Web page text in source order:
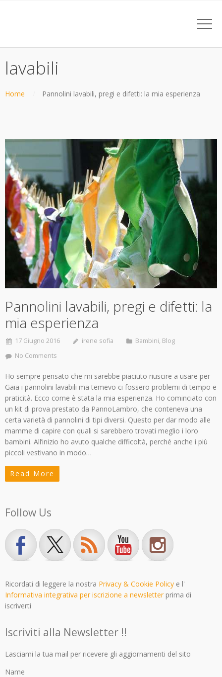
lavabili
Home Pannolini lavabili, pregi e difetti: la mia esperienza
Pannolini lavabili, pregi e difetti: la
mia esperienza
17 Giugno 2016 irene sofia Bambini, Blog
No Comments
Ho sempre pensato che mi sarebbe piaciuto riuscire a usare per
Gaia i pannolini lavabili ma temevo ci fossero problemi di tempo e
praticità. Ecco come è stata la mia esperienza. Ho cominciato con
un kit di prova prestato da PannoLambro, che conteneva una
certa varietà di pannolini di tipi diversi. Questo per dar modo alle
mamme di capire con quali si sarebbero trovati meglio i loro
bambini. All’inizio ho avuto qualche difficoltà, perché anche i più
piccoli vestivano in modo…
Read More
Follow Us
Ricordati di leggere la nostra Privacy & Cookie Policy e l'
Informativa integrativa per iscrizione a newsletterprima di
iscriverti
Iscriviti alla Newsletter !!
Lasciami la tua mail per ricevere gli aggiornamenti del sito
Name